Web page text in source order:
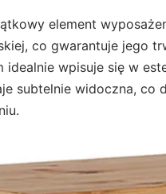
element
co gwarantuje jego
idealnie wpisuje się w
subtelnie widoczna,